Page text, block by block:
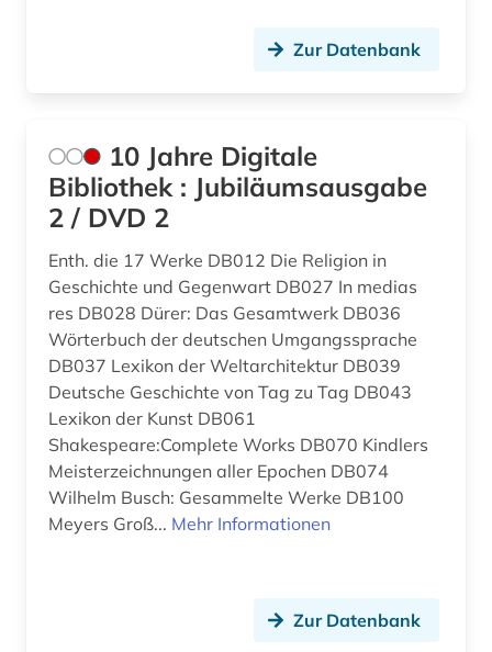
amtsdrucksache (5)
analysen (1)
anarchie (1)
anarchismus (2)
anarchist (1)
anarchosyndikalismus (1)
anden (1)
andreas (1)
anfänge - 1965 (1)
Thueringen (14)
Tuerkei (12)
USA (138)
Ukraine (26)
Ungarn (25)
Vatikanstadt (3)
Zypern (2)
Zur Datenbank
10 Jahre Digitale
Bibliothek : Jubiläumsausgabe
2 / DVD 2
Enth. die 17 Werke DB012 Die Religion in
Geschichte und Gegenwart DB027 In medias
res DB028 Dürer: Das Gesamtwerk DB036
Wörterbuch der deutschen Umgangssprache
DB037 Lexikon der Weltarchitektur DB039
Deutsche Geschichte von Tag zu Tag DB043
Lexikon der Kunst DB061
Shakespeare:Complete Works DB070 Kindlers
Meisterzeichnungen aller Epochen DB074
Wilhelm Busch: Gesammelte Werke DB100
Meyers Groß... Mehr Informationen
Zur Datenbank